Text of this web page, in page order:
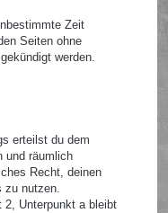
Zeit
Seiten ohne
werden.
erteilst du dem
und räumlich
Recht, deinen
zu nutzen.
2, Unterpunkt a bleibt